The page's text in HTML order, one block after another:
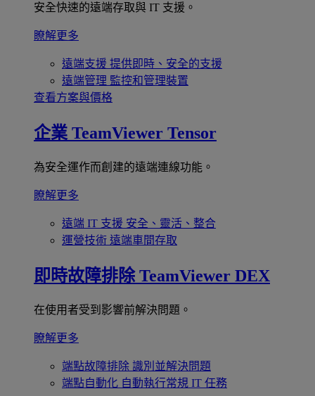
安全快速的遠端存取與 IT 支援。
瞭解更多
遠端支援 提供即時、安全的支援
遠端管理 監控和管理裝置
查看方案與價格
企業 TeamViewer Tensor
為安全運作而創建的遠端連線功能。
瞭解更多
遠端 IT 支援 安全、靈活、整合
運營技術 遠端車間存取
即時故障排除 TeamViewer DEX
在使用者受到影響前解決問題。
瞭解更多
端點故障排除 識別並解決問題
端點自動化 自動執行常規 IT 任務